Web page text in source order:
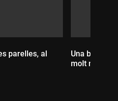
parelles, al
Una broma
molt